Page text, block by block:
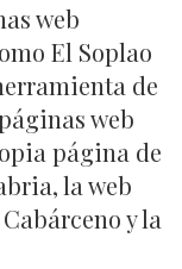
web
El Soplao
de
web
página de
la web
y la